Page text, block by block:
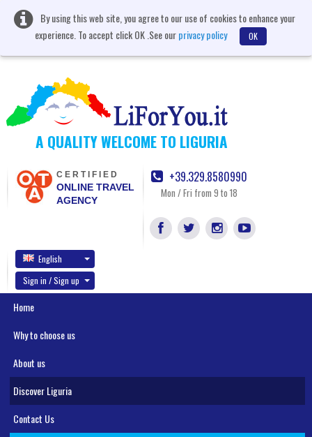
By using this web site, you agree to our use of cookies to enhance your
experience. To accept click OK .See ourprivacy policy OK
A QUALITY WELCOME TO LIGURIA
CERTIFIED
ONLINE TRAVEL
AGENCY
+39.329.8580990
Mon / Fri from 9 to 18
English
Sign in / Sign up
Home
Why to choose us
About us
Discover Liguria
Contact Us